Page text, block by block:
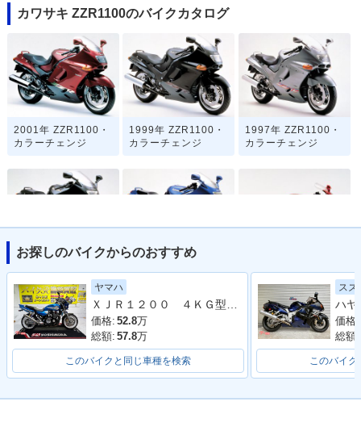
カワサキ ZZR1100のバイクカタログ
2001年 ZZR1100・
カラーチェンジ
1999年 ZZR1100・
カラーチェンジ
1997年 ZZR1100・
カラーチェンジ
1993年 ZZR1100・
1992年 ZZR1100
1991年 ZZR1100・
お探しのバイクからのおすすめ
ヤマハ
価格: 52.8万
総額: 57.8万
このバイクと同じ車種を検索
スズ
価格:
総額:
このバイク